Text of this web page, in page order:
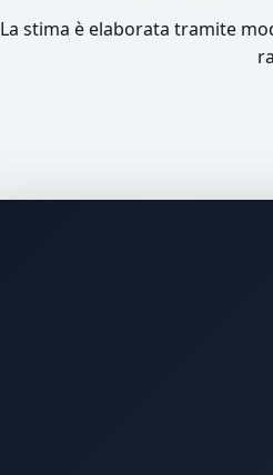
La stima è elaborata tramite